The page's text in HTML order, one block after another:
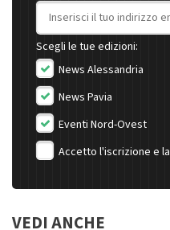
Indirizzo email
Scegli le tue edizioni:
News Alessandria
News Pavia
Eventi Nord-Ovest
Accetto l'iscrizione e la
VEDI ANCHE